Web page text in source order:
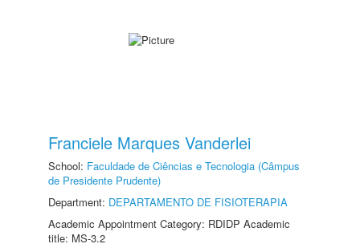
Franciele Marques Vanderlei
School: Faculdade de Ciências e Tecnologia (Câmpus
de Presidente Prudente)
Department: DEPARTAMENTO DE FISIOTERAPIA
Academic Appointment Category: RDIDP Academic
title: MS-3.2